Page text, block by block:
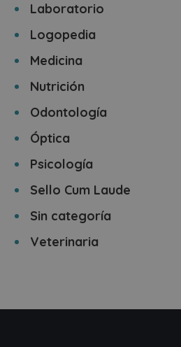
Laboratorio
Logopedia
Medicina
Nutrición
Odontología
Óptica
Psicología
Sello Cum Laude
Sin categoría
Veterinaria